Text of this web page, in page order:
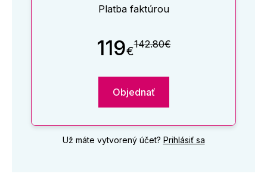
Platba faktúrou
119€142.80€
Objednať
Už máte vytvorený účet? Prihlásiť sa